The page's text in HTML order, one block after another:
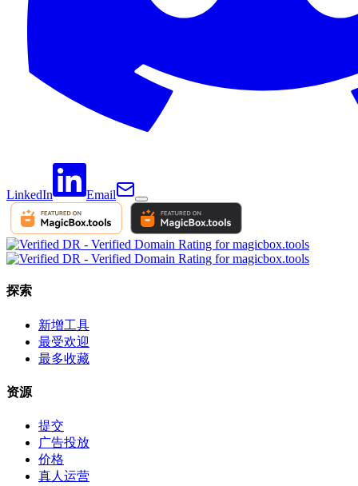
LinkedIn Email
探索
新增工具
最受欢迎
最多收藏
资源
提交
广告投放
价格
真人运营